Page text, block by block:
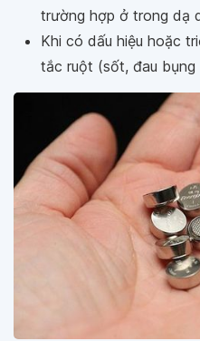
trường hợp ở trong dạ
Khi có dấu hiệu hoặc
tắc ruột (sốt, đau bụng